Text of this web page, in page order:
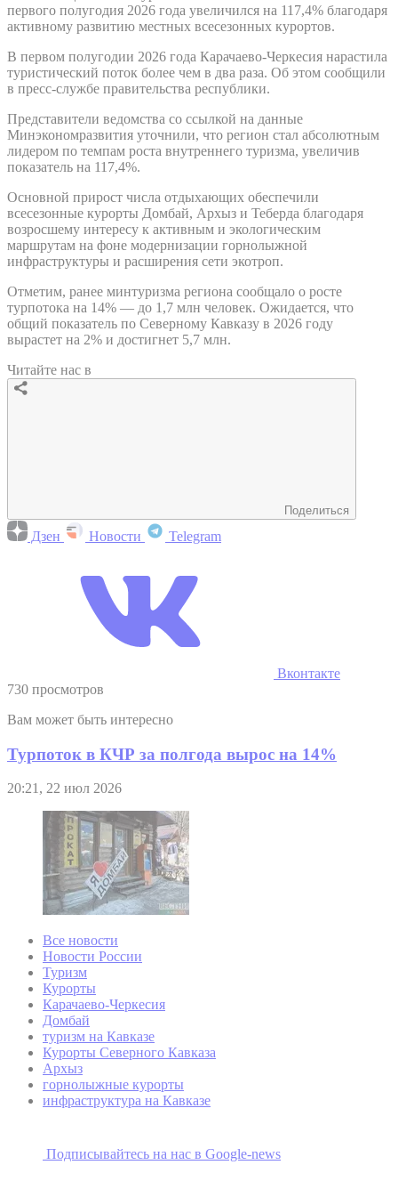
первого полугодия 2026 года увеличился на 117,4% благодаря
активному развитию местных всесезонных курортов.
В первом полугодии 2026 года Карачаево-Черкесия нарастила
туристический поток более чем в два раза. Об этом сообщили
в пресс-службе правительства республики.
Представители ведомства со ссылкой на данные
Минэкономразвития уточнили, что регион стал абсолютным
лидером по темпам роста внутреннего туризма, увеличив
показатель на 117,4%.
Основной прирост числа отдыхающих обеспечили
всесезонные курорты Домбай, Архыз и Теберда благодаря
возросшему интересу к активным и экологическим
маршрутам на фоне модернизации горнолыжной
инфраструктуры и расширения сети экотроп.
Отметим, ранее минтуризма региона сообщало о росте
турпотока на 14% — до 1,7 млн человек. Ожидается, что
общий показатель по Северному Кавказу в 2026 году
вырастет на 2% и достигнет 5,7 млн.
Читайте нас в
Поделиться
Дзен Новости Telegram
Вконтакте
730 просмотров
Вам может быть интересно
Турпоток в КЧР за полгода вырос на 14%
20:21, 22 июл 2026
Все новости
Новости России
Туризм
Курорты
Карачаево-Черкесия
Домбай
туризм на Кавказе
Курорты Северного Кавказа
Архыз
горнолыжные курорты
инфраструктура на Кавказе
Подписывайтесь на наc в Google-news